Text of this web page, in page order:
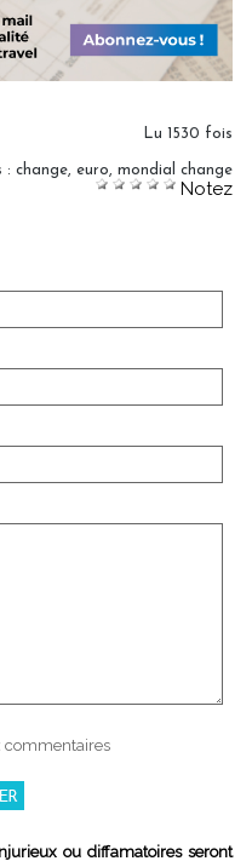
Lu 1530 fois
: change, euro, mondial change
Notez
commentaires
ou diffamatoires seront